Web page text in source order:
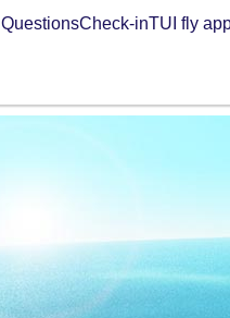
QuestionsCheck-inTUI fly